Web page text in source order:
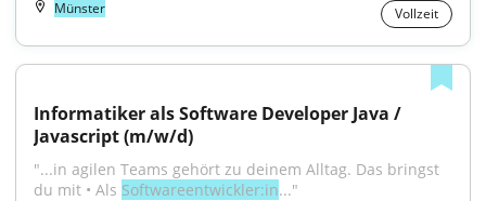
Münster Vollzeit
Informatiker als Software Developer Java /
Javascript (m/w/d)
"...in agilen Teams gehört zu deinem Alltag. Das bringst
du mit • Als Softwareentwickler:in..."